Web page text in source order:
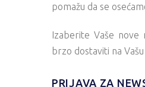
pomažu da se
Izaberite Vaše nove
brzo dostaviti na
PRIJAVA ZA